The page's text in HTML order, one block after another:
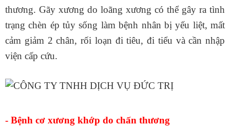
thương. Gãy xương do loãng xương có thể gây ra tình
trạng chèn ép tủy sống làm bệnh nhân bị yếu liệt, mất
cảm giảm 2 chân, rối loạn đi tiêu, đi tiểu và cần nhập
viện cấp cứu.
- Bệnh cơ xương khớp do chấn thương